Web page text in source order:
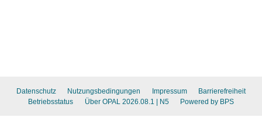
Datenschutz Nutzungsbedingungen Impressum
Barrierefreiheit
Betriebsstatus
Über OPAL 2026.08.1 | N5 Powered by BPS